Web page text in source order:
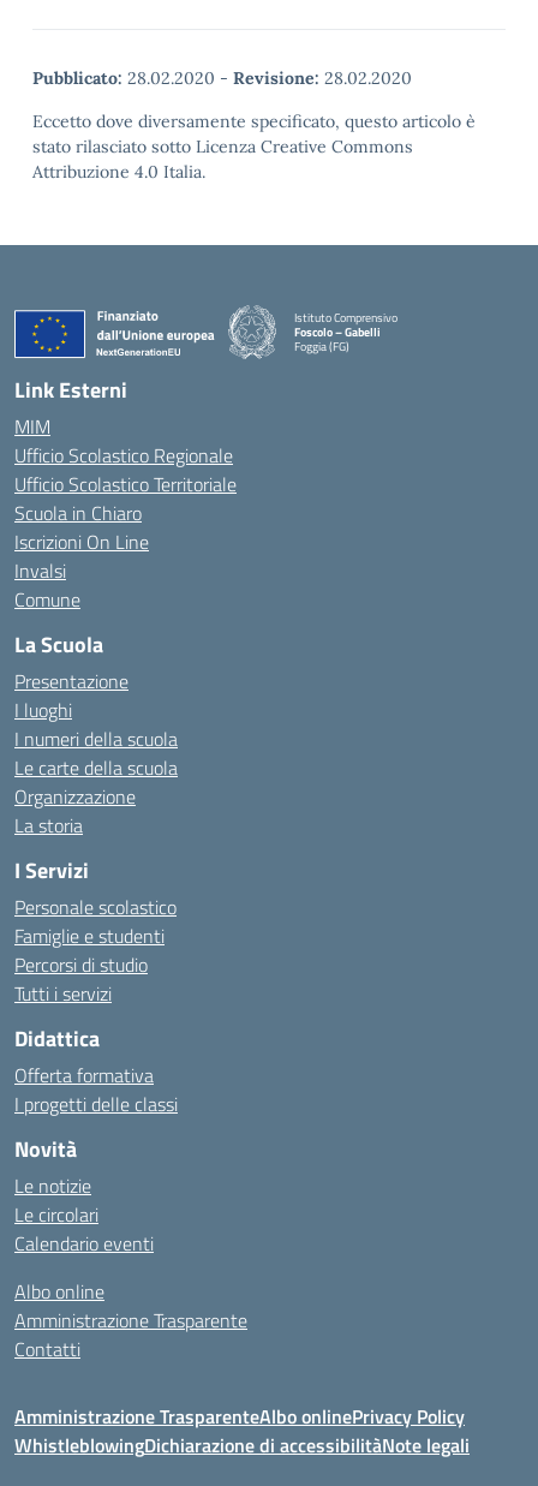
Pubblicato: 28.02.2020 - Revisione: 28.02.2020
Eccetto dove diversamente specificato, questo articolo è
stato rilasciato sotto Licenza Creative Commons
Attribuzione 4.0 Italia.
Istituto Comprensivo
Foscolo – Gabelli
Foggia (FG)
— Visita la pagina iniziale della scuola
Link Esterni
MIM
Ufficio Scolastico Regionale
Ufficio Scolastico Territoriale
Scuola in Chiaro
Iscrizioni On Line
Invalsi
Comune
La Scuola
Presentazione
I luoghi
I numeri della scuola
Le carte della scuola
Organizzazione
La storia
I Servizi
Personale scolastico
Famiglie e studenti
Percorsi di studio
Tutti i servizi
Didattica
Offerta formativa
I progetti delle classi
Novità
Le notizie
Le circolari
Calendario eventi
Albo online
Amministrazione Trasparente
Contatti
Amministrazione TrasparenteAlbo onlinePrivacy Policy
WhistleblowingDichiarazione di accessibilitàNote legali